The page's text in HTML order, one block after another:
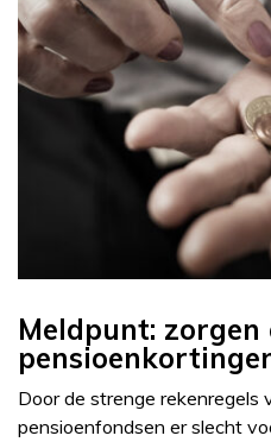
Meldpunt:
Door de strenge rekenregels
pensioenfondsen er slecht